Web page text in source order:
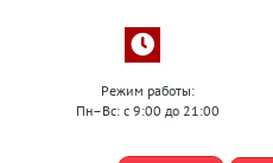
Режим работы:
Пн–Вс: с 9:00 до 21:00